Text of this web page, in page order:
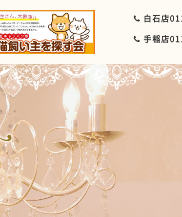
白石店
手稲店